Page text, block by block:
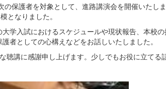
保護者を対象として、進路講演会を開催いたし
となりました。
入試におけるスケジュールや現状報告、本校の
者としての心構えなどをお話しいたしました。
講に感謝申し上げます。少しでもお役に立てる